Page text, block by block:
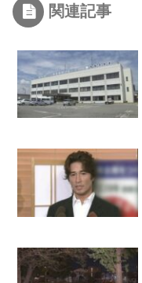
関連記事